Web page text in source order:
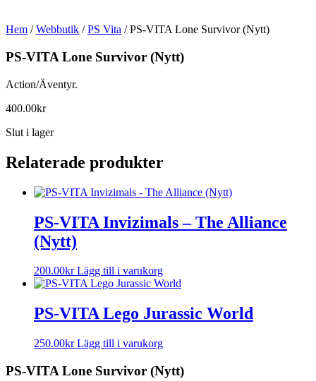
Hem /Webbutik /PS Vita / PS-VITA Lone Survivor (Nytt)
PS-VITA Lone Survivor (Nytt)
Action/Äventyr.
400.00kr
Slut i lager
Relaterade produkter
PS-VITA Invizimals – The Alliance
(Nytt)
200.00kr Lägg till i varukorg
PS-VITA Lego Jurassic World
250.00kr Lägg till i varukorg
PS-VITA Lone Survivor (Nytt)